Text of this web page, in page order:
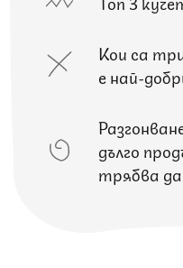
Кои са
е най-
дълго
трябва